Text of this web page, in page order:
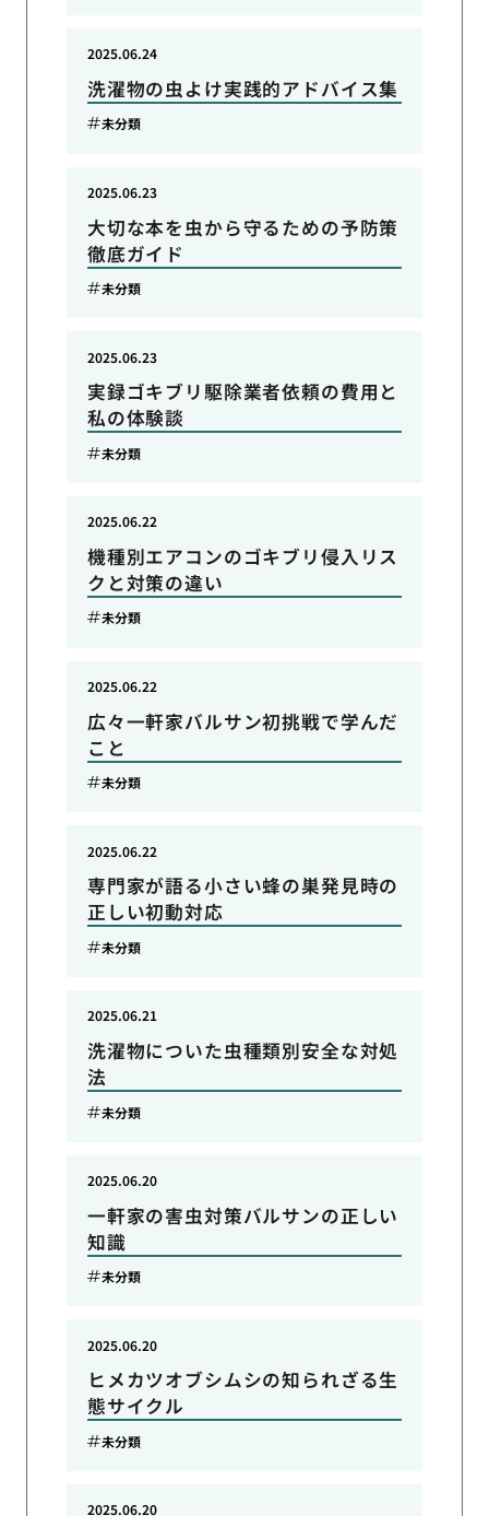
洗濯物の虫よけ実践的アドバイス集
2025.06.24
未分類
大切な本を虫から守るための予防策
徹底ガイド
2025.06.23
未分類
実録ゴキブリ駆除業者依頼の費用と
私の体験談
2025.06.23
未分類
機種別エアコンのゴキブリ侵入リス
クと対策の違い
2025.06.22
未分類
広々一軒家バルサン初挑戦で学んだ
こと
2025.06.22
未分類
専門家が語る小さい蜂の巣発見時の
正しい初動対応
2025.06.22
未分類
洗濯物についた虫種類別安全な対処
法
2025.06.21
未分類
一軒家の害虫対策バルサンの正しい
知識
2025.06.20
未分類
ヒメカツオブシムシの知られざる生
態サイクル
2025.06.20
未分類
2025.06.20